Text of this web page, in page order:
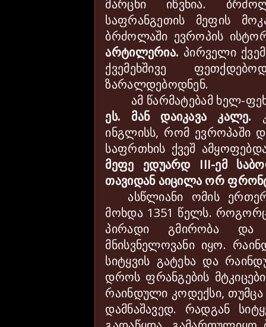
მარცხი იწვნია.
საფრანგეთის მეფის
ბრძოლაში ევროპის
არტილერია. პირველი
ქვემეხშივე
ზარალდებოდნენ.
ამ წარმატებამ ხელ-
ეს. მან დაიკავა კალე.
ინგლისს, რომ ევროპაში
საფრთხის ქვეშ
მეფე ედუარდ III-ემ
თავიდან აიცილა ორ
ასწლიანი ომის
მოხდა 1351 წელს. როგორც
პირადი გმირობა და
მნისვნელოვანი იყო.
სიტყვის გატეხა და
დროს ფრანგების
რაინდული კოდექსი,
დამნაშავედ. რადგან